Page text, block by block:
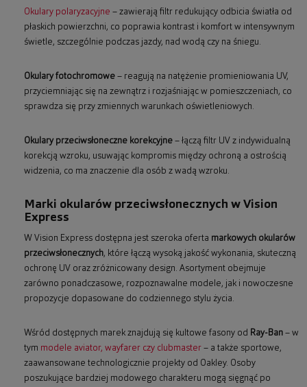
Okulary polaryzacyjne – zawierają filtr redukujący odbicia światła od
płaskich powierzchni, co poprawia kontrast i komfort w intensywnym
świetle, szczególnie podczas jazdy, nad wodą czy na śniegu.
Okulary fotochromowe – reagują na natężenie promieniowania UV,
przyciemniając się na zewnątrz i rozjaśniając w pomieszczeniach, co
sprawdza się przy zmiennych warunkach oświetleniowych.
Okulary przeciwsłoneczne korekcyjne – łączą filtr UV z indywidualną
korekcją wzroku, usuwając kompromis między ochroną a ostrością
widzenia, co ma znaczenie dla osób z wadą wzroku.
Marki okularów przeciwsłonecznych w Vision
Express
W Vision Express dostępna jest szeroka oferta markowych okularów
przeciwsłonecznych, które łączą wysoką jakość wykonania, skuteczną
ochronę UV oraz zróżnicowany design. Asortyment obejmuje
zarówno ponadczasowe, rozpoznawalne modele, jak i nowoczesne
propozycje dopasowane do codziennego stylu życia.
Wśród dostępnych marek znajdują się kultowe fasony od Ray-Ban – w
tym modele aviator, wayfarer czy clubmaster – a także sportowe,
zaawansowane technologicznie projekty od Oakley. Osoby
poszukujące bardziej modowego charakteru mogą sięgnąć po